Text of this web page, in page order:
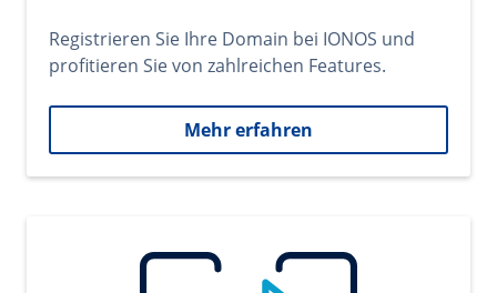
Registrieren Sie Ihre Domain bei IONOS und
profitieren Sie von zahlreichen Features.
Mehr erfahren